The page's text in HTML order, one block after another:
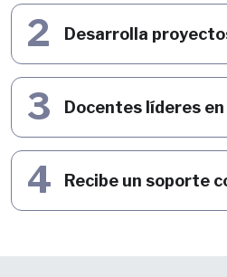
2 Desarrolla
3 Docentes líderes
4 Recibe un soporte